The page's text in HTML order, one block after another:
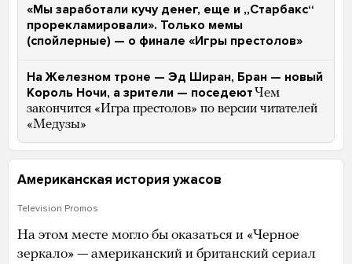
«Мы заработали кучу денег, еще и „Старбакс“
прорекламировали». Только мемы
(спойлерные) — о финале «Игры престолов»
На Железном троне — Эд Ширан, Бран — новый
Король Ночи, а зрители — поседеют Чем
закончится «Игра престолов» по версии читателей
«Медузы»
Американская история ужасов
Television Promos
На этом месте могло бы оказаться и «Черное
зеркало» — американский и британский сериал